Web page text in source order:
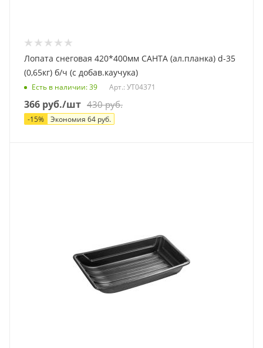
Лопата снеговая 420*400мм САНТА (ал.планка) d-35
(0,65кг) б/ч (с добав.каучука)
Есть в наличии: 39 Арт.: УТ04371
366 руб./шт 430руб.
-15% Экономия 64 руб.